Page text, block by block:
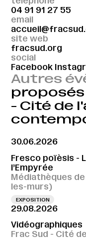
04 91 91 27 55
email
site web
fracsud.org
social
Facebook
Autres
proposés
- Cité de
30.06.2026
Fresco poïèsis -
l’Empyrée
Médiathèques
les-murs)
EXPOSITION
29.08.2026
Vidéographiques
Frac Sud - Cité